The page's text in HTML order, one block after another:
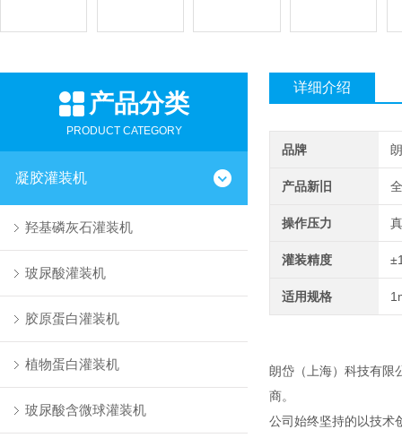
产品分类
PRODUCT CATEGORY
凝胶灌装机
羟基磷灰石灌装机
玻尿酸灌装机
胶原蛋白灌装机
植物蛋白灌装机
玻尿酸含微球灌装机
详细介绍
品牌
产品新旧
操作压力
灌装精度
适用规格
朗岱（上海）科技有限
商。
公司始终坚持的以技术